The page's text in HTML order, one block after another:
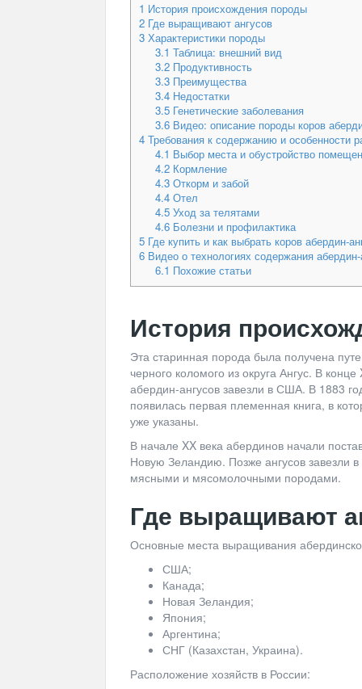
1 История происхождения породы
2 Где выращивают ангусов
3 Характеристики породы
3.1 Таблица: внешний вид
3.2Продуктивность
3.3Преимущества
3.4Недостатки
3.5Генетические заболевания
3.6Видео: описание породы коров
4 Требования к содержанию и особенности
4.1 Выбор места и обустройство
4.2Кормление
4.3Откорм и забой
4.4Отел
4.5Уход за телятами
4.6Болезни и профилактика
5 Где купить и как выбрать коров абердин-
6 Видео о технологиях содержания абердин-
6.1 Похожие статьи
История
Эта старинная порода была получена
черного коломого из округа Ангус. В
абердин-ангусов завезли в США. В 1883
появилась первая племенная книга, в
уже указаны.
В начале XX века абердинов начали
Новую Зеландию. Позже ангусов завезли
мясными и мясомолочными породами.
Где выращивают
Основные места выращивания
США;
Канада;
Новая Зеландия;
Япония;
Аргентина;
СНГ (Казахстан, Украина).
Расположение хозяйств в России: